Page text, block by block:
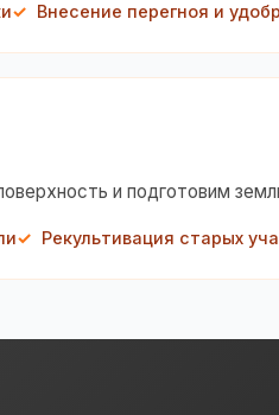
Внесение перегноя и
и подготовим
Рекультивация старых